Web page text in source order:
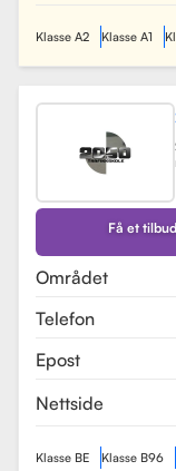
Klasse A2 Klasse A1
Få et tilbud
Området
Telefon
Epost
Nettside
Klasse BE Klasse B96